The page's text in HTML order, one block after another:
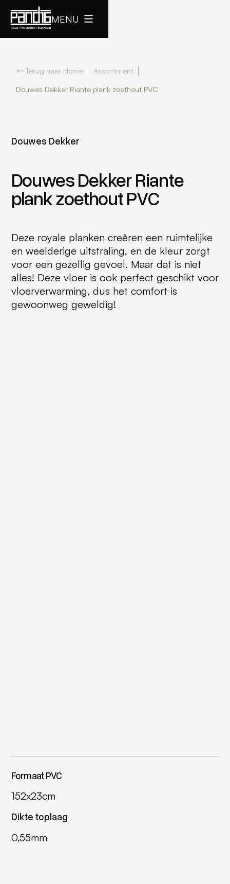
MENU
Terug naar Home
Assortiment
Douwes Dekker Riante plank zoethout PVC
Douwes Dekker
Douwes Dekker Riante
plank zoethout PVC
Deze royale planken creëren een ruimtelijke
en weelderige uitstraling, en de kleur zorgt
voor een gezellig gevoel. Maar dat is niet
alles! Deze vloer is ook perfect geschikt voor
vloerverwarming, dus het comfort is
gewoonweg geweldig!
Formaat PVC
152x23cm
Dikte toplaag
0,55mm